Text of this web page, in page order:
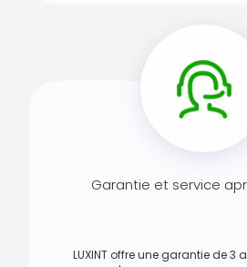
Garantie et service
LUXINT offre une garantie de 3